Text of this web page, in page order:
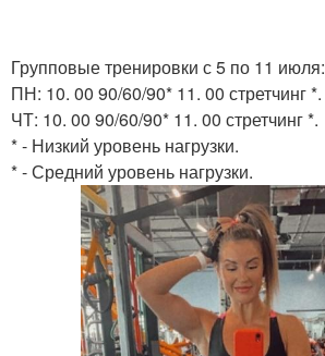
Групповые тренировки с 5 по 11 июля:
ПН: 10. 00 90/60/90* 11. 00 стретчинг *.
ЧТ: 10. 00 90/60/90* 11. 00 стретчинг *.
* - Низкий уровень нагрузки.
* - Средний уровень нагрузки.